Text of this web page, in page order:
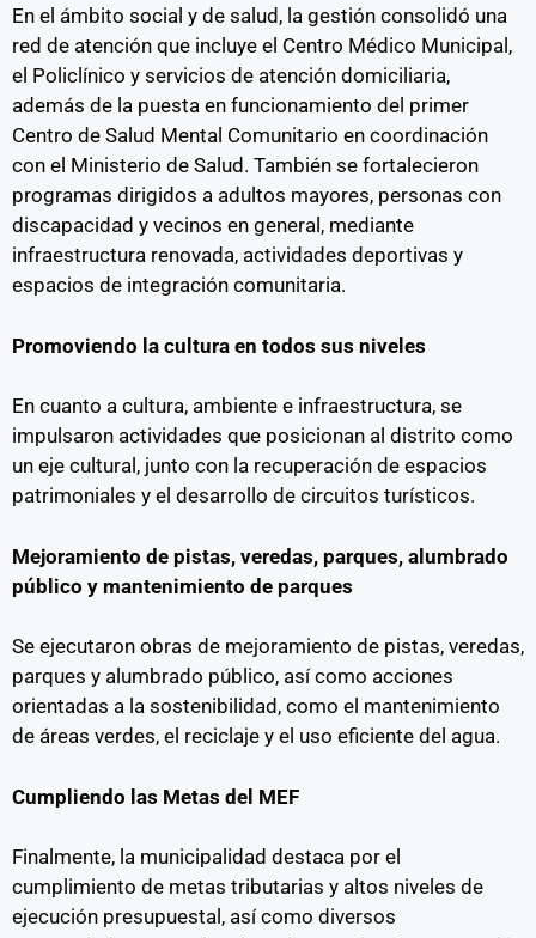
En el ámbito social y de salud, la gestión consolidó una
red de atención que incluye el Centro Médico Municipal,
el Policlínico y servicios de atención domiciliaria,
además de la puesta en funcionamiento del primer
Centro de Salud Mental Comunitario en coordinación
con el Ministerio de Salud. También se fortalecieron
programas dirigidos a adultos mayores, personas con
discapacidad y vecinos en general, mediante
infraestructura renovada, actividades deportivas y
espacios de integración comunitaria.
Promoviendo la cultura en todos sus niveles
En cuanto a cultura, ambiente e infraestructura, se
impulsaron actividades que posicionan al distrito como
un eje cultural, junto con la recuperación de espacios
patrimoniales y el desarrollo de circuitos turísticos.
Mejoramiento de pistas, veredas, parques, alumbrado
público y mantenimiento de parques
Se ejecutaron obras de mejoramiento de pistas, veredas,
parques y alumbrado público, así como acciones
orientadas a la sostenibilidad, como el mantenimiento
de áreas verdes, el reciclaje y el uso eficiente del agua.
Cumpliendo las Metas del MEF
Finalmente, la municipalidad destaca por el
cumplimiento de metas tributarias y altos niveles de
ejecución presupuestal, así como diversos